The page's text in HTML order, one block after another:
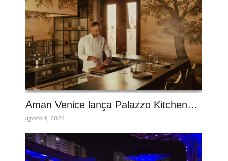
Aman Venice lança Palazzo Kitchen…
agosto 9, 2026